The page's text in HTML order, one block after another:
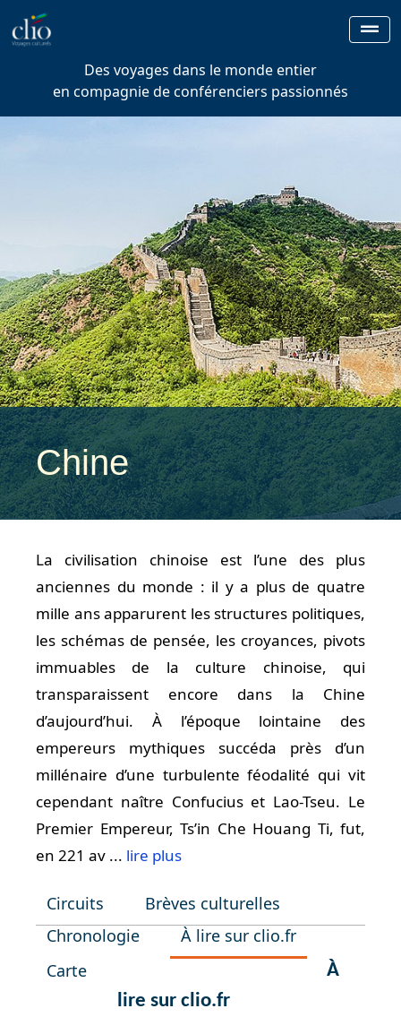
Des voyages dans le monde entier
en compagnie de conférenciers passionnés
Chine
La civilisation chinoise est l’une des plus
anciennes du monde : il y a plus de quatre
mille ans apparurent les structures politiques,
les schémas de pensée, les croyances, pivots
immuables de la culture chinoise, qui
transparaissent encore dans la Chine
d’aujourd’hui. À l’époque lointaine des
empereurs mythiques succéda près d’un
millénaire d’une turbulente féodalité qui vit
cependant naître Confucius et Lao-Tseu. Le
Premier Empereur, Ts’in Che Houang Ti, fut,
en 221 av ... lire plus
Circuits
Brèves culturelles
Chronologie
À lire sur clio.fr
Carte
À
lire sur clio.fr